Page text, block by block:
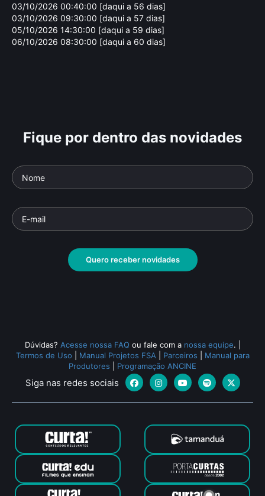
03/10/2026 00:40:00 [daqui a 56 dias]
03/10/2026 09:30:00 [daqui a 57 dias]
05/10/2026 14:30:00 [daqui a 59 dias]
06/10/2026 08:30:00 [daqui a 60 dias]
O Prólogo
Fique por dentro das novidades
Quero receber novidades
Dúvidas? Acesse nossa FAQ ou fale com a nossa equipe.
Termos de Uso
Manual Projetos FSA Parceiros
Manual para
Produtores
Programação ANCINE
Siga nas redes sociais